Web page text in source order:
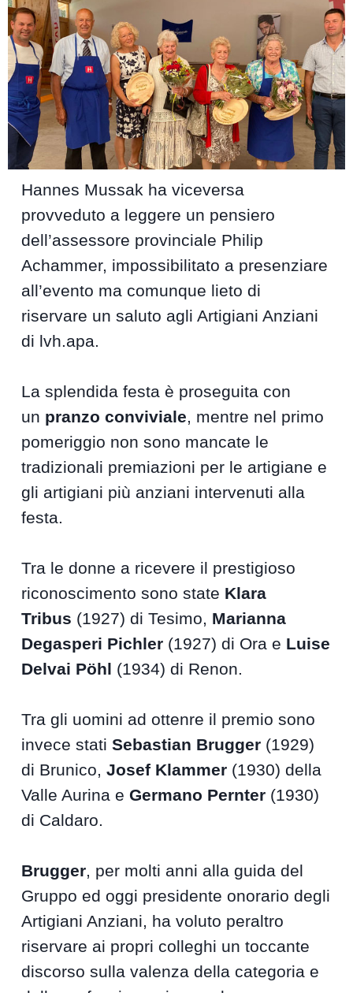
Hannes Mussak ha viceversa
provveduto a leggere un pensiero
dell’assessore provinciale Philip
Achammer, impossibilitato a presenziare
all’evento ma comunque lieto di
riservare un saluto agli Artigiani Anziani
di lvh.apa.
La splendida festa è proseguita con
un pranzo conviviale, mentre nel primo
pomeriggio non sono mancate le
tradizionali premiazioni per le artigiane e
gli artigiani più anziani intervenuti alla
festa.
Tra le donne a ricevere il prestigioso
riconoscimento sono state Klara
Tribus (1927) di Tesimo, Marianna
Degasperi Pichler (1927) di Ora e Luise
Delvai Pöhl (1934) di Renon.
Tra gli uomini ad ottenre il premio sono
invece statiSebastian Brugger (1929)
di Brunico,Josef Klammer (1930) della
Valle Aurina eGermano Pernter (1930)
di Caldaro.
Brugger, per molti anni alla guida del
Gruppo ed oggi presidente onorario degli
Artigiani Anziani, ha voluto peraltro
riservare ai propri colleghi un toccante
discorso sulla valenza della categoria e